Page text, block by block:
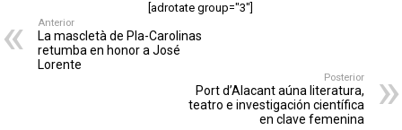
[adrotate group="3"]
Anterior
La mascletà de Pla-Carolinas
retumba en honor a José
Lorente
Posterior
Port d’Alacant aúna literatura,
teatro e investigación científica
en clave femenina